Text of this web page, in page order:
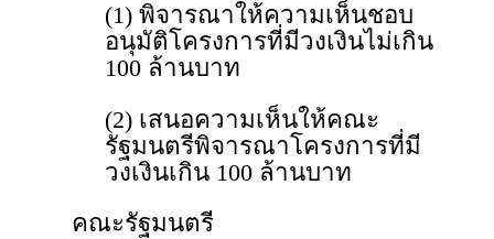
(1) พิจารณาให้ความเห็นชอบ
อนุมัติโครงการที่มีวงเงินไม่เกิน
100 ล้านบาท
(2) เสนอความเห็นให้คณะ
รัฐมนตรีพิจารณาโครงการที่มี
วงเงินเกิน 100 ล้านบาท
คณะรัฐมนตรี